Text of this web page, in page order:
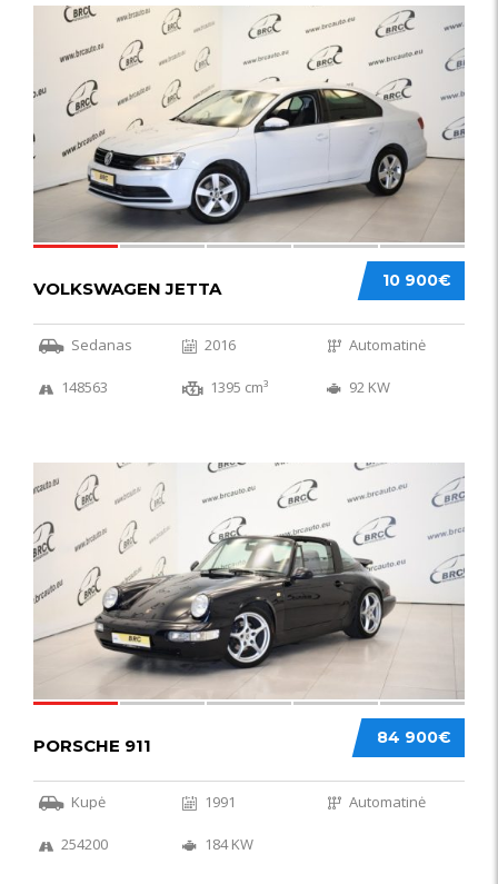
49
10 900€
VOLKSWAGEN JETTA
Sedanas 2016 Automatinė
148563 1395 cm³ 92 KW
59
84 900€
PORSCHE 911
Kupė 1991 Automatinė
254200 184 KW